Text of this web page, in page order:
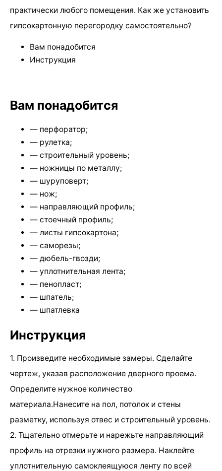
практически любого помещения. Как же установить
гипсокартонную перегородку самостоятельно?
Вам понадобится
Инструкция
Вам понадобится
— перфоратор;
— рулетка;
— строительный уровень;
— ножницы по металлу;
— шуруповерт;
— нож;
— направляющий профиль;
— стоечный профиль;
— листы гипсокартона;
— саморезы;
— дюбель-гвозди;
— уплотнительная лента;
— пенопласт;
— шпатель;
— шпатлевка
Инструкция
1. Произведите необходимые замеры. Сделайте
чертеж, указав расположение дверного проема.
Определите нужное количество
материала.Нанесите на пол, потолок и стены
разметку, используя отвес и строительный уровень.
2. Тщательно отмерьте и нарежьте направляющий
профиль на отрезки нужного размера. Наклейте
уплотнительную самоклеящуюся ленту по всей